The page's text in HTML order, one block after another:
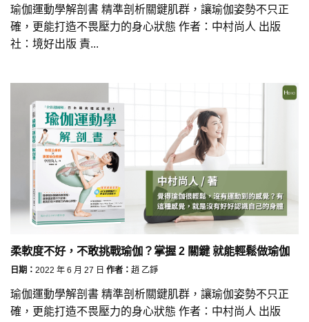
瑜伽運動學解剖書 精準剖析關鍵肌群，讓瑜伽姿勢不只正
確，更能打造不畏壓力的身心狀態 作者：中村尚人 出版
社：境好出版 責...
柔軟度不好，不敢挑戰瑜伽？掌握 2 關鍵 就能輕鬆做瑜伽
日期： 2022 年 6 月 27 日 作者： 趙 乙錚
瑜伽運動學解剖書 精準剖析關鍵肌群，讓瑜伽姿勢不只正
確，更能打造不畏壓力的身心狀態 作者：中村尚人 出版